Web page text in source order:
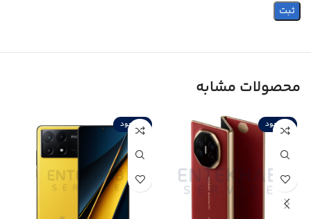
محصولات مشابه
ناموجود ناموجود